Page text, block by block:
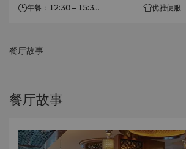
午餐：12:30 – 15:30
优雅便服
餐厅故事
餐厅故事